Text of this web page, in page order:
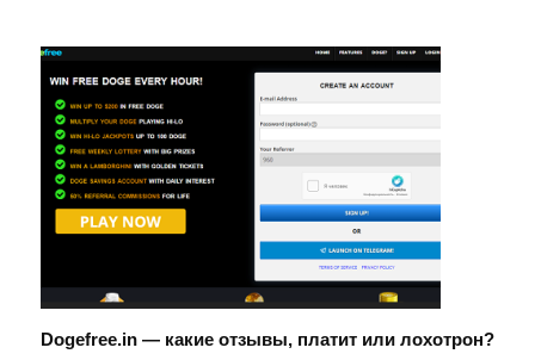
Dogefree.in — какие отзывы, платит или лохотрон?